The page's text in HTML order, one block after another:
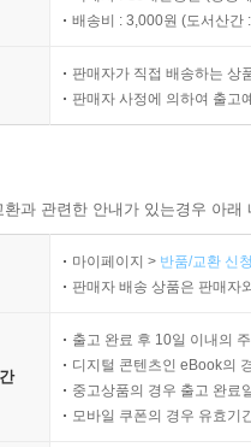
배송비 : 3,000원 (도서산간
판매자가 직접 배송하는 상
판매자 사정에 의하여 출고
과 관련한 안내가 있는경우 아
마이페이지 > 반품/교환 신
판매자 배송 상품은 판매자
출고 완료 후 10일 이내의
디지털 콘텐츠인 eBook의
중고상품의 경우 출고 완료
모바일 쿠폰의 경우 유효기